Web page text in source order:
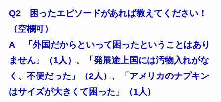
Q2 困ったエピソードがあれば教えてください！
（空欄可）
A 「外国だからといって困ったということはあり
ません」（1人）、「発展途上国には汚物入れがな
く、不便だった」（2人）、「アメリカのナプキン
はサイズが大きくて困った」（1人）